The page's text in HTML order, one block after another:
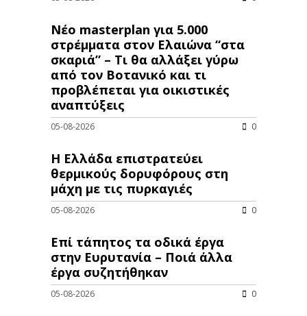
Νέο masterplan για 5.000
στρέμματα στον Ελαιώνα “στα
σκαριά” – Τι θα αλλάξει γύρω
από τον Βοτανικό και τι
προβλέπεται για οικιστικές
αναπτύξεις
05-08-2026 0
Η Ελλάδα επιστρατεύει
θερμικούς δορυφόρους στη
μάχη με τις πυρκαγιές
05-08-2026 0
Επί τάπητος τα οδικά έργα
στην Ευρυτανία – Ποιά άλλα
έργα συζητήθηκαν
05-08-2026 0